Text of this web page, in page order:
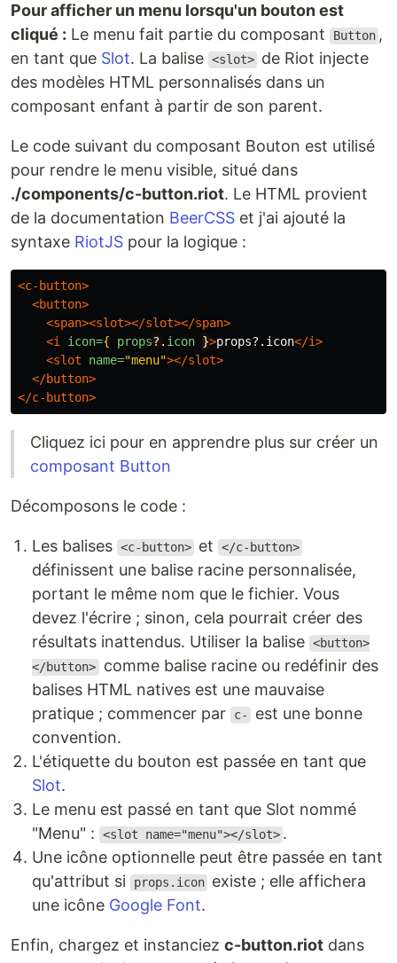
Pour afficher un menu lorsqu'un bouton est
cliqué : Le menu fait partie du composant Button ,
en tant que Slot. La balise <slot> de Riot injecte
des modèles HTML personnalisés dans un
composant enfant à partir de son parent.
Le code suivant du composant Bouton est utilisé
pour rendre le menu visible, situé dans
./components/c-button.riot. Le HTML provient
de la documentation BeerCSS et j'ai ajouté la
syntaxe RiotJS pour la logique :
<c-button>
<button>
<span><slot></slot></span>
<i icon={ props?. icon }>props?.icon</i>
<slot
name="menu"></slot>
</button>
</c-button>
Cliquez ici pour en apprendre plus sur créer un
composant Button
Décomposons le code :
Les balises <c-button> et </c-button>
définissent une balise racine personnalisée,
portant le même nom que le fichier. Vous
devez l'écrire ; sinon, cela pourrait créer des
résultats inattendus. Utiliser la balise <button>
</button> comme balise racine ou redéfinir des
balises HTML natives est une mauvaise
pratique ; commencer par
c-
est une bonne
convention.
L'étiquette du bouton est passée en tant que
Slot.
Le menu est passé en tant que Slot nommé
"Menu" :
<slot name="menu"></slot> .
Une icône optionnelle peut être passée en tant
qu'attribut si
props.icon existe ; elle affichera
une icône Google Font.
Enfin, chargez et instanciez c-button.riot dans